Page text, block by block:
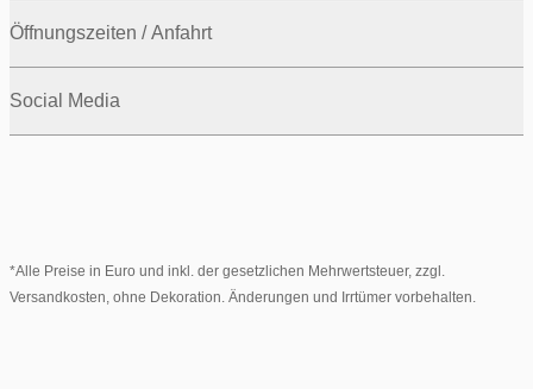
Öffnungszeiten / Anfahrt
Social Media
*Alle Preise in Euro und inkl. der gesetzlichen Mehrwertsteuer, zzgl.
Versandkosten, ohne Dekoration. Änderungen und Irrtümer vorbehalten.